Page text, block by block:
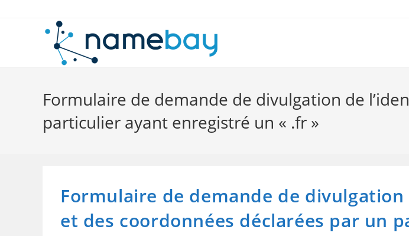
Formulaire de demande de divulgation de
particulier ayant enregistré un « .fr »
Formulaire de demande de divulgation
et des coordonnées déclarées par un